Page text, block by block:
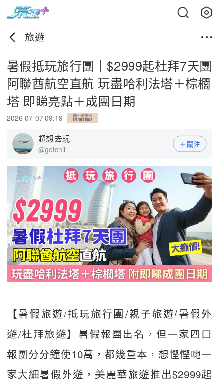
旅遊
暑假抵玩旅行團｜$2999起杜拜7天團
阿聯酋航空直航 玩盡哈利法塔＋棕櫚
塔 即睇亮點＋成團日期
2026-07-07 09:19
超想去玩
@getchill
關注
【暑假旅遊/抵玩旅行團/親子旅遊/暑假外
遊/杜拜旅遊】暑假報團出名，但一家四口
報團分分鐘使10萬，都幾重本，想慳慳哋一
家大細暑假外遊，美麗華旅遊推出$2999起